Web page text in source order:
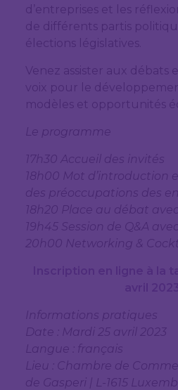
d’entreprises et les
de différents partis
élections législatives.
Venez assister aux débats
voix pour le
modèles et opportunités
Le programme
17h30 Accueil des invités
18h00 Mot d’introduction
des préoccupations des
18h20 Place au débat
19h45 Session de Q&A
20h00 Networking &
Informations pratiques
Date : Mardi 25 avril 2023
Langue : français
Lieu : Chambre de
de Gasperi | L-1615